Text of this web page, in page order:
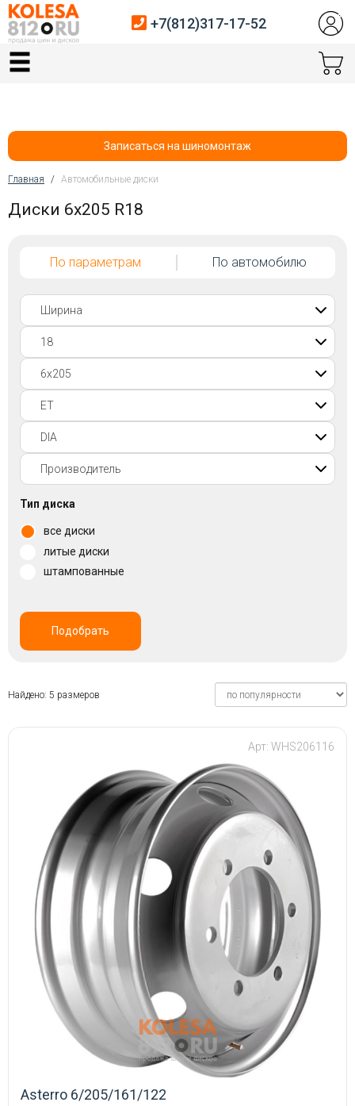
Главная
Автосервис
Датчики давления
Покупателям
Контакты
Войти на сайт
+7(812)317-
17-
52
Пн-
Вс:
+7(812)317-17-52
Записаться на шиномонтаж
Вы здесь
Главная / Автомобильные диски
Диски 6x205 R18
По параметрам По автомобилю
Тип диска
все диски
литые диски
штампованные
Подобрать
Найдено: 5 размеров
Арт: WHS206116
Asterro 6/205/161/122